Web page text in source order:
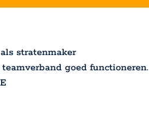
stratenmaker
goed functioneren.